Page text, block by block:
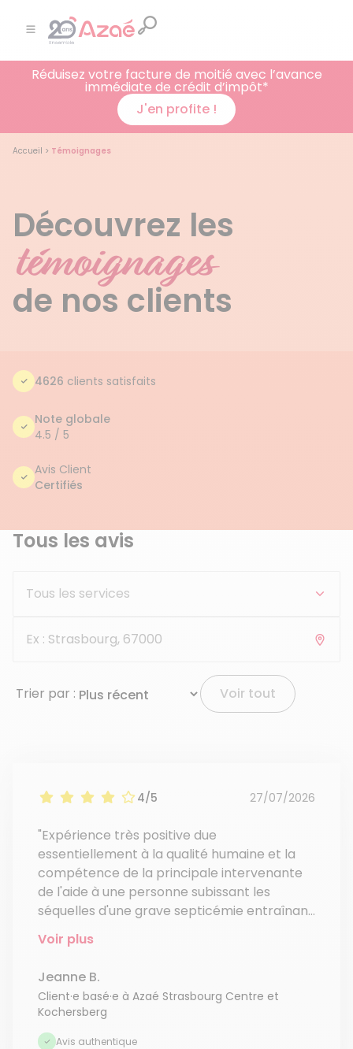
Réduisez votre facture de moitié avec l’avance
immédiate de crédit d’impôt*
J'en profite !
Accueil > Témoignages
Découvrez les
témoignages
de nos clients
4626 clients satisfaits
Note globale
4.5 / 5
Avis Client
Certifiés
Tous les avis
Trier par : Voir tout
4/5 27/07/2026
"Expérience très positive due
essentiellement à la qualité humaine et la
compétence de la principale intervenante
de l'aide à une personne subissant les
séquelles d'une grave septicémie entraînant
une opération orthopédique et une
assistance d'infirmières et de Kiné."
Voir plus
Jeanne B.
Client·e basé·e à Azaé Strasbourg Centre et
Kochersberg
Avis authentique